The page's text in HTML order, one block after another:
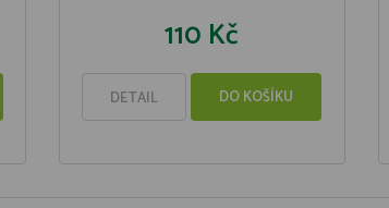
110 Kč
DETAIL DO KOŠÍKU